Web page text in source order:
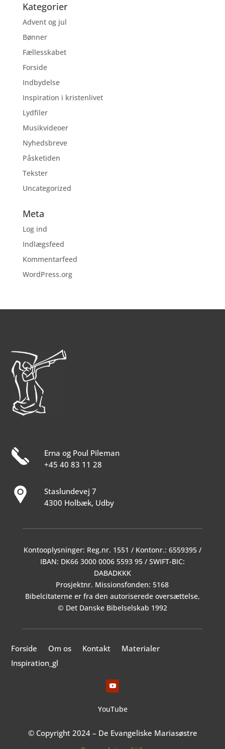
Kategorier
Advent og jul
Bønner
Fællesskabet
Forside
Indbydelse
Inspiration i kristenlivet
Lydfiler
Musikvideoer
Nyhedsbreve
Påsketiden
Tekster
Uncategorized
Meta
Log ind
Indlægsfeed
Kommentarfeed
WordPress.org
Erna og Poul Pileman
+45 40 83 11 28
Staslundevej 7
4300 Holbæk, Udby
Kontooplysninger: Reg.nr. 1551 / Kontonr.: 6559395 /
IBAN: DK66 3000 0006 5593 95 / SWIFT-BIC:
DABADKKK
Prosjektnr. Missionsfonden: 5168
Bibelcitaterne er fra den autoriserede oversættelse,
© Det Danske Bibelselskab 1992
Forside Om os Kontakt
Materialer
Inspiration_gl
YouTube
© Copyright 2024 – De Evangeliske Mariasøstre